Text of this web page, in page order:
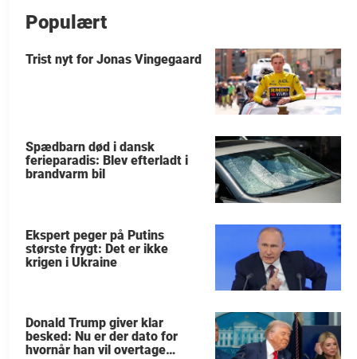
Populært
Trist nyt for Jonas Vingegaard
Spædbarn død i dansk
ferieparadis: Blev efterladt i
brandvarm bil
Ekspert peger på Putins
største frygt: Det er ikke
krigen i Ukraine
Donald Trump giver klar
besked: Nu er der dato for
hvornår han vil overtage